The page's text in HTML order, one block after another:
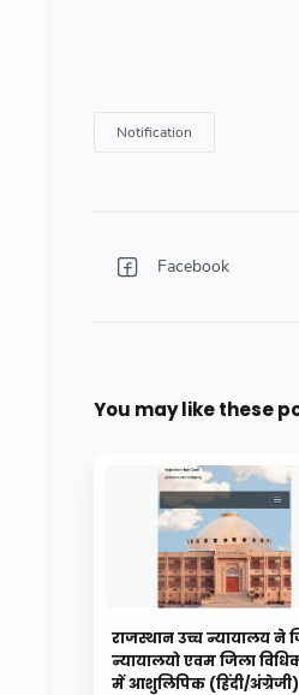
You may like these
राजस्थान उच्च न्यायालय ने
न्यायालयो एवम जिला
में आशुलिपिक (हिंदी/